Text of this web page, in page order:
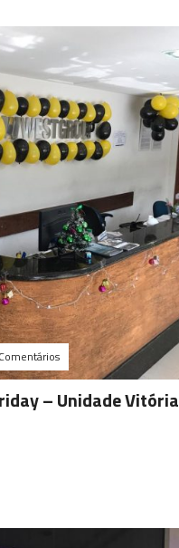
– Unidade Vitória